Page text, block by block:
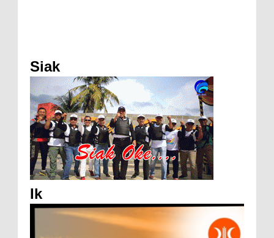
Siak
Ik